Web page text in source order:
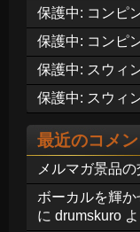
保護中: コンピ
保護中: コンピ
保護中: スウィ
保護中: スウィ
最近のコメン
メルマガ景品
ボーカルを輝か
に drumskuro